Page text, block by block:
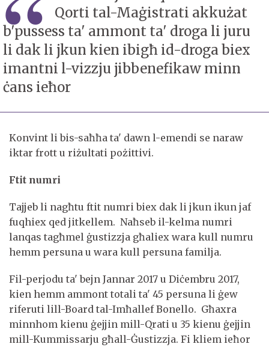
Qorti tal-Maġistrati akkużat
b'pussess ta' ammont ta' droga li juru
li dak li jkun kien ibigħ id-droga biex
imantni l-vizzju jibbenefikaw minn
ċans ieħor
Konvint li bis-saħħa ta' dawn l-emendi se naraw
iktar frott u riżultati pożittivi.
Ftit numri
Tajjeb li nagħtu ftit numri biex dak li jkun ikun jaf
fuqhiex qed jitkellem. Naħseb il-kelma numri
lanqas tagħmel ġustizzja għaliex wara kull numru
hemm persuna u wara kull persuna familja.
Fil-perjodu ta' bejn Jannar 2017 u Diċembru 2017,
kien hemm ammont totali ta' 45 persuna li ġew
riferuti lill-Board tal-Imħallef Bonello. Għaxra
minnhom kienu ġejjin mill-Qrati u 35 kienu ġejjin
mill-Kummissarju għall-Ġustizzja. Fi kliem ieħor